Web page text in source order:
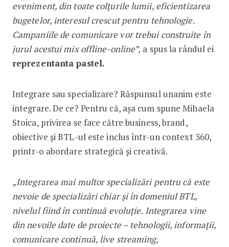
eveniment, din toate colțurile lumii, eficientizarea
bugetelor, interesul crescut pentru tehnologie.
Campaniile de comunicare vor trebui construite în
jurul acestui mix offline-online”, a spus la rândul ei
reprezentanta pastel.
Integrare sau specializare? Răspunsul unanim este
integrare. De ce? Pentru că, așa cum spune Mihaela
Stoica, privirea se face către business, brand,
obiective și BTL-ul este inclus într-un context 360,
printr-o abordare strategică și creativă.
„Integrarea mai multor specializări pentru că este
nevoie de specializări chiar și în domeniul BTL,
nivelul fiind în continuă evoluție. Integrarea vine
din nevoile date de proiecte – tehnologii, informații,
comunicare continuă, live streaming,